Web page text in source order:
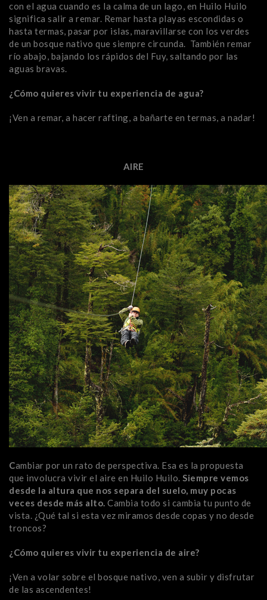
con el agua cuando es la calma de un lago, en Huilo Huilo
significa salir a remar. Remar hasta playas escondidas o
hasta termas, pasar por islas, maravillarse con los verdes
de un bosque nativo que siempre circunda. También remar
río abajo, bajando los rápidos del Fuy, saltando por las
aguas bravas.
¿Cómo quieres vivir tu experiencia de agua?
¡Ven a remar, a hacer rafting, a bañarte en termas, a nadar!
AIRE
Cambiar por un rato de perspectiva. Esa es la propuesta
que involucra vivir el aire en Huilo Huilo. Siempre vemos
desde la altura que nos separa del suelo, muy pocas
veces desde más alto. Cambia todo si cambia tu punto de
vista. ¿Qué tal si esta vez miramos desde copas y no desde
troncos?
¿Cómo quieres vivir tu experiencia de aire?
¡Ven a volar sobre el bosque nativo, ven a subir y disfrutar
de las ascendentes!